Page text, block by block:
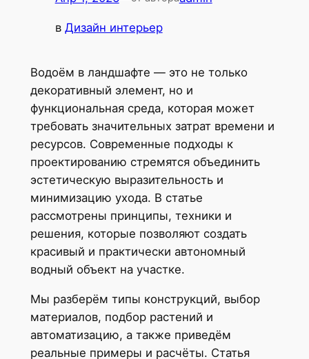
в Дизайн интерьер
Водоём в ландшафте — это не только
декоративный элемент, но и
функциональная среда, которая может
требовать значительных затрат времени и
ресурсов. Современные подходы к
проектированию стремятся объединить
эстетическую выразительность и
минимизацию ухода. В статье
рассмотрены принципы, техники и
решения, которые позволяют создать
красивый и практически автономный
водный объект на участке.
Мы разберём типы конструкций, выбор
материалов, подбор растений и
автоматизацию, а также приведём
реальные примеры и расчёты. Статья